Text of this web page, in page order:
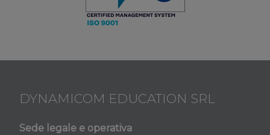
DYNAMICOM EDUCATION SRL
Sede legale e operativa